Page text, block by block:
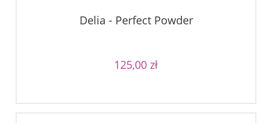
Delia - Perfect Powder
125,00 zł